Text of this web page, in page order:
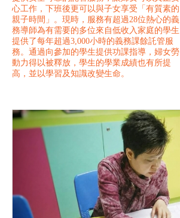
心工作，下班後更可以與子女享受「有質素的
親子時間」。現時，服務有超過28位熱心的義
務導師為有需要的多位來自低收入家庭的學生
提供了每年超過3,000小時的義務課餘託管服
務。通過向參加的學生提供功課指導，婦女勞
動力得以被釋放，學生的學業成績也有所提
高，並以學習及知識改變生命。